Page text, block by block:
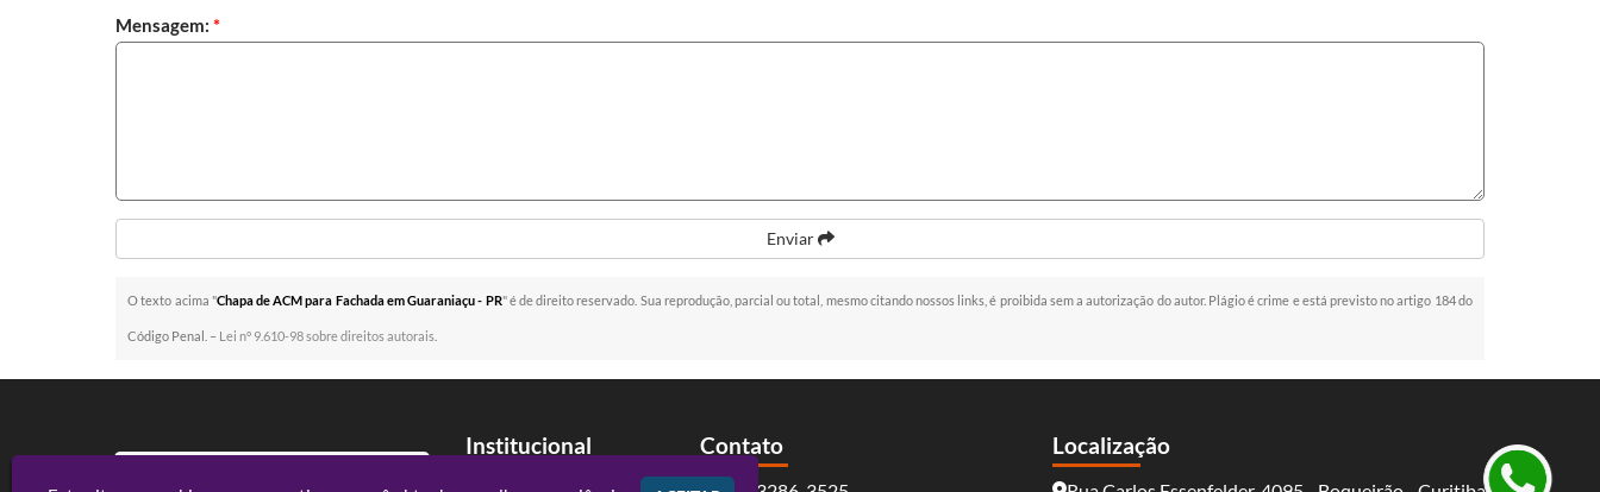
Mensagem:*
Enviar
O texto acima "Chapa de ACM para Fachada em Guaraniaçu - PR" é de direito reservado. Sua reprodução, parcial ou total, mesmo citando nossos links, é proibida sem a autorização do autor. Plágio é crime e está previsto no artigo 184 do
Código Penal. – Lei n° 9.610-98 sobre direitos autorais
Institucional Contato Localização